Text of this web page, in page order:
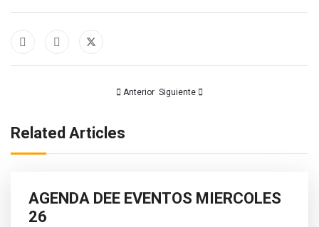
Artículo anterior: ¡El trabajo conjunto entre el
Anterior Artículo siguiente: AGENDA DEE
Siguiente
Related Articles
AGENDA DEE EVENTOS MIERCOLES
26